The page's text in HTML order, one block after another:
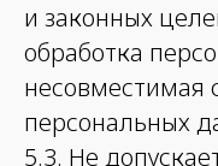
и законных
обработка
несовместимая
персональных
5.3. Не